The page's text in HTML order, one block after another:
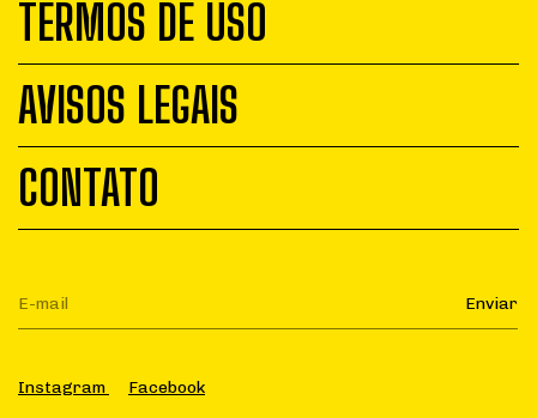
TERMOS DE USO
AVISOS LEGAIS
CONTATO
Instagram Facebook